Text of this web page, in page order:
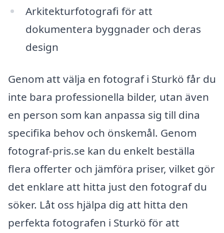
Arkitekturfotografi för att
dokumentera byggnader och deras
design
Genom att välja en fotograf i Sturkö får du
inte bara professionella bilder, utan även
en person som kan anpassa sig till dina
specifika behov och önskemål. Genom
fotograf-pris.se kan du enkelt beställa
flera offerter och jämföra priser, vilket gör
det enklare att hitta just den fotograf du
söker. Låt oss hjälpa dig att hitta den
perfekta fotografen i Sturkö för att